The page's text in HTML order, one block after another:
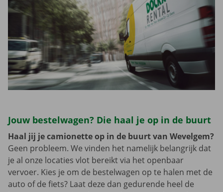
Jouw bestelwagen? Die haal je op in de buurt
Haal jij je camionette op in de buurt van Wevelgem?
Geen probleem. We vinden het namelijk belangrijk dat
je al onze locaties vlot bereikt via het openbaar
vervoer. Kies je om de bestelwagen op te halen met de
auto of de fiets? Laat deze dan gedurende heel de